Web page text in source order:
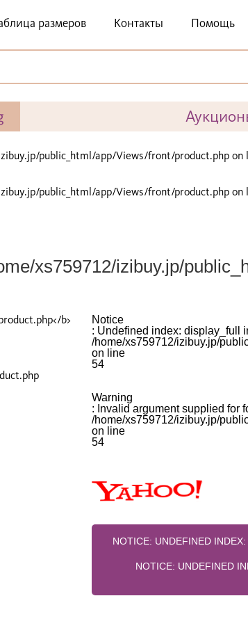
размеров Контакты Помощь
public_html/app/Views/front/product.php on
public_html/app/Views/front/product.php on
xs759712/izibuy.jp/
Notice
: Undefined index: display_full
/home/xs759712/izibuy.jp/
on line
54
Warning
: Invalid argument supplied for
/home/xs759712/izibuy.jp/
on line
54
NOTICE : UNDEFINED
NOTICE : UNDEFINED